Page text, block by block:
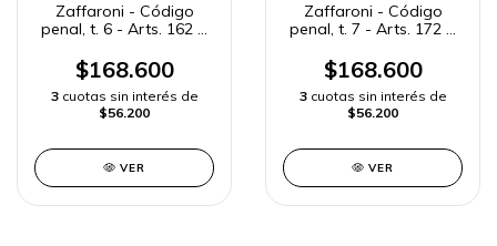
Zaffaroni - Código
penal, t. 6 - Arts. 162 a
$168.600
3 cuotas sin interés de
$56.200
VER
Zaffaroni - Código
penal, t. 7 - Arts. 172 a
$168.600
3 cuotas sin interés de
$56.200
VER